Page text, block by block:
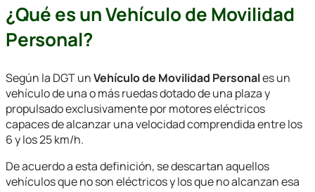
¿Qué es un Vehículo de Movilidad
Personal?
Según la DGT unVehículo de Movilidad Personales un
vehículo de una o más ruedas dotado de una plaza y
propulsado exclusivamente por motores eléctricos
capaces de alcanzar una velocidad comprendida entre los
6 y los 25 km/h.
De acuerdo a esta definición, se descartan aquellos
vehículos que no son eléctricos y los que no alcanzan esa